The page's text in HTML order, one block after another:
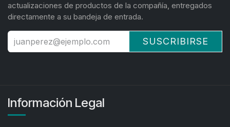
actualizaciones de productos de la compañía, entregados
directamente a su bandeja de entrada.
SUSCRIBIRSE
Información Legal